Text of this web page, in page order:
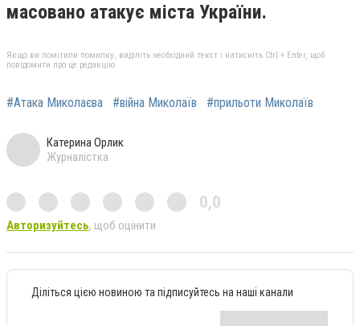
масовано атакує міста України.
Якщо ви помітили помилку, виділіть необхідний текст і натисніть Ctrl + Enter, щоб
повідомити про це редакцію
#Атака Миколаєва #війна Миколаїв #прильоти Миколаїв
Катерина Орлик
Журналістка
0,0
Авторизуйтесь, щоб оцінити
Діліться цією новиною та підписуйтесь на наші канали